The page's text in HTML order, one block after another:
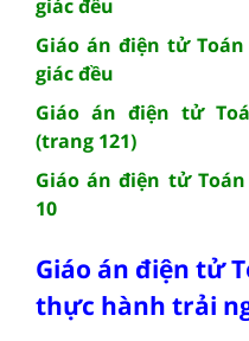
giác đều
Giáo án điện tử
giác đều
Giáo án điện tử
(trang 121)
Giáo án điện tử
10
Giáo án điện tử
thực hành trải